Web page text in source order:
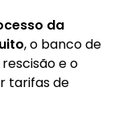
da
, o banco de
e o
tarifas de